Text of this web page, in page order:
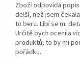
Zboží odpovídá
delší, než jsem
to beru. Líbí se mi
Určitě bych ocenila
produktů, to by mi
pořádku.